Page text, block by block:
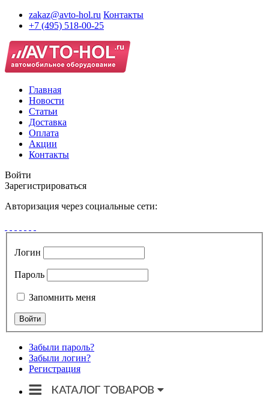
zakaz@avto-hol.ru Контакты
+7 (495) 518-00-25
Главная
Новости
Статьи
Доставка
Оплата
Акции
Контакты
Войти
Зарегистрироваться
Авторизация через социальные сети:
Логин
Пароль
Запомнить меня
Забыли пароль?
Забыли логин?
Регистрация